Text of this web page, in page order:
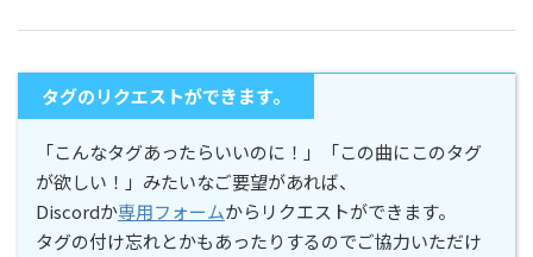
タグのリクエストができます。
「こんなタグあったらいいのに！」「この曲にこのタグ
が欲しい！」みたいなご要望があれば、
Discordか専用フォームからリクエストができます。
タグの付け忘れとかもあったりするのでご協力いただけ